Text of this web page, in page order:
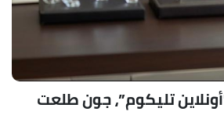
تليكوم”، جون طلعت